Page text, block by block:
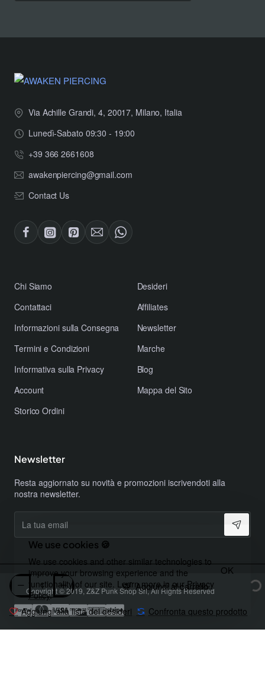
We use cookies 🍪
We use cookies and other similar technologies to
improve your browsing experience and the
functionality of our site. Learn more in ourPrivacy
Policy.
OK
Aggiungi al carrello
Aggiungi alla lista dei desideri Confronta questo prodotto
Via Achille Grandi, 4, 20017, Milano, Italia
Lunedì-Sabato 09:30 - 19:00
+39 366 2661608
awakenpiercing@gmail.com
Contact Us
​Chi Siamo
Contattaci
​Informazioni sulla Consegna
​Termini e Condizioni
​Informativa sulla Privacy
Account
Storico Ordini
Desideri
Affiliates
Newsletter
Marche
Blog
Mappa del Sito
Newsletter
Resta aggiornato su novità e promozioni iscrivendoti alla
nostra newsletter.
tua
email
Copyright © 2019, Z&Z Punk Shop Srl, All Rights Reserved